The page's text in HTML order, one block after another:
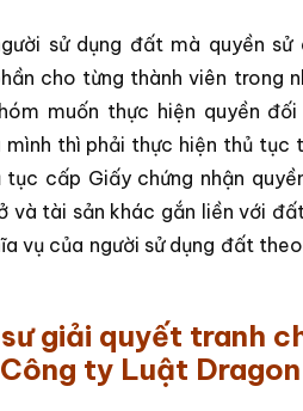
sử dụng đất mà quyền sử
cho từng thành viên trong
muốn thực hiện quyền
mình thì phải thực hiện thủ tục
cấp Giấy chứng nhận
và tài sản khác gắn liền với
vụ của người sử dụng đất
giải quyết tranh
ty Luật Dragon